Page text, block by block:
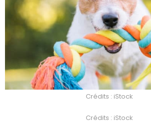
Crédits : iStock
Crédits : iStock